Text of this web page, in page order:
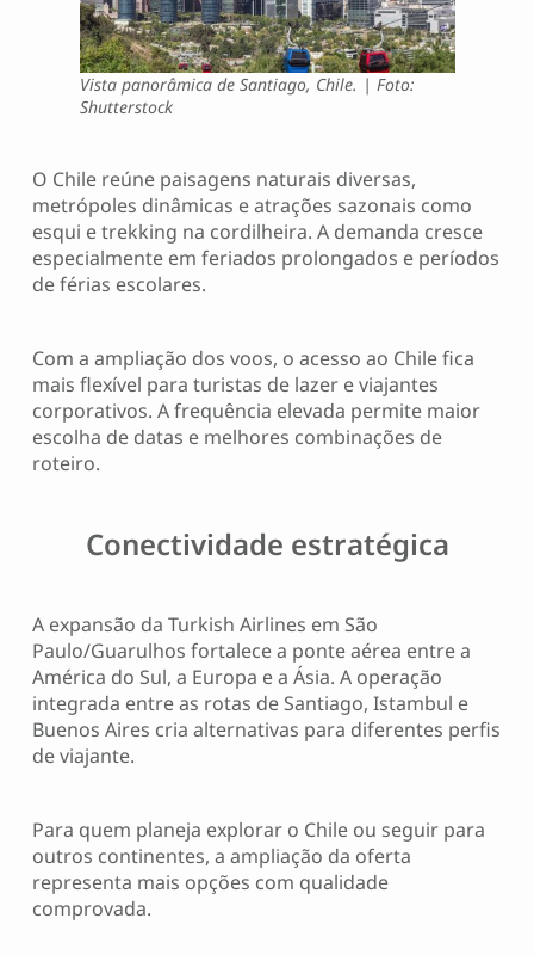
Vista panorâmica de Santiago, Chile. | Foto:
Shutterstock
O Chile reúne paisagens naturais diversas,
metrópoles dinâmicas e atrações sazonais como
esqui e trekking na cordilheira. A demanda cresce
especialmente em feriados prolongados e períodos
de férias escolares.
Com a ampliação dos voos, o acesso ao Chile fica
mais flexível para turistas de lazer e viajantes
corporativos. A frequência elevada permite maior
escolha de datas e melhores combinações de
roteiro.
Conectividade estratégica
A expansão da Turkish Airlines em São
Paulo/Guarulhos fortalece a ponte aérea entre a
América do Sul, a Europa e a Ásia. A operação
integrada entre as rotas de Santiago, Istambul e
Buenos Aires cria alternativas para diferentes perfis
de viajante.
Para quem planeja explorar o Chile ou seguir para
outros continentes, a ampliação da oferta
representa mais opções com qualidade
comprovada.